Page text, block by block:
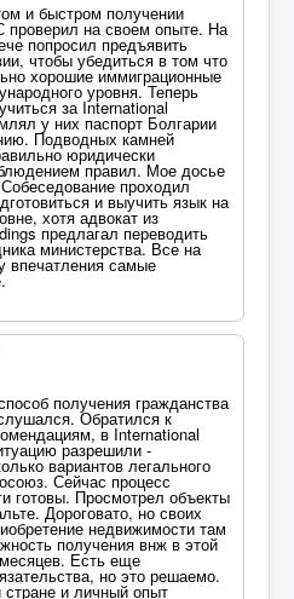
и быстром получении
проверил на своем опыте. На
попросил предъявить
чтобы убедиться в том что
хорошие иммиграционные
уровня. Теперь
за International
у них паспорт Болгарии
Подводных камней
юридически
правил. Мое досье
проходил
и выучить язык на
хотя адвокат из
предлагал переводить
министерства. Все на
впечатления самые
получения гражданства
Обратился к
в International
разрешили -
вариантов легального
Сейчас процесс
готовы. Просмотрел объекты
Дороговато, но своих
недвижимости там
получения внж в этой
Есть еще
но это решаемо.
и личный опыт